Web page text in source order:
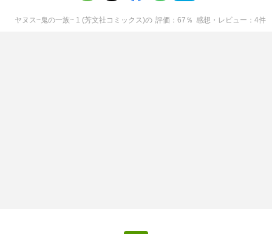
ヤヌス~鬼の一族~ 1 (芳文社コミックス)の 評価 67 ％ 感想・レビュー 4件